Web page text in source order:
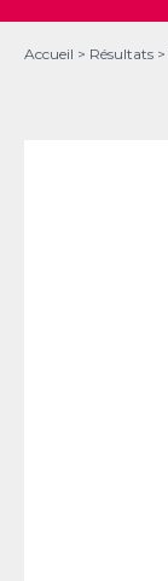
Accueil > Résultats >